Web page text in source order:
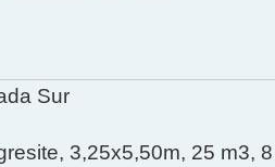
Sur
3,25x5,50m, 25 m3,